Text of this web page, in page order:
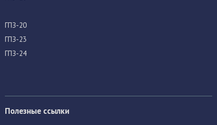
ГПЗ-20
ГПЗ-23
ГПЗ-24
Полезные ссылки